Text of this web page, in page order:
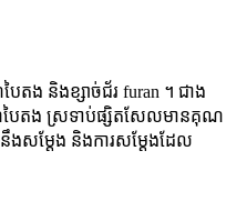
ៃតង និងខ្សាច់ជ័រ furan ។ ជាង
បៃតង ស្រទាប់ផ្សិតសែលមានគុណ
ងសម្ដែង និងការសម្ដែងដែល